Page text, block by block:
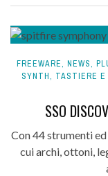
FREEWARE, NEWS,
SYNTH, TASTIERE E
SSO
Con 44 strumenti
cui archi, ottoni,